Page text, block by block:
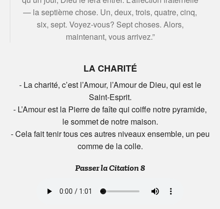
— la septième chose. Un, deux, trois, quatre, cinq,
six, sept. Voyez-vous? Sept choses. Alors,
maintenant, vous arrivez.”
LA CHARITÉ
- La charité, c’est l’Amour, l’Amour de Dieu, qui est le
Saint-Esprit.
- L’Amour est la Pierre de faîte qui coiffe notre pyramide,
le sommet de notre maison.
- Cela fait tenir tous ces autres niveaux ensemble, un peu
comme de la colle.
Passer la Citation 8